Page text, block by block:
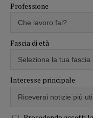
Professione
Fascia di età
Interesse principale